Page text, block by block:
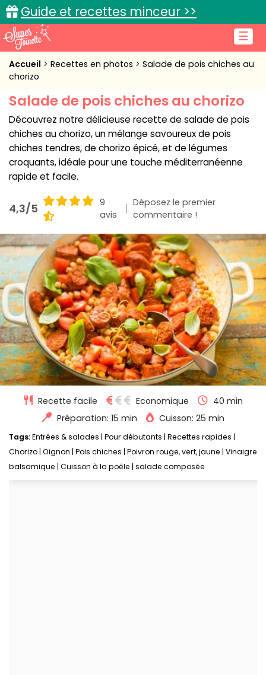
☰
Guide et recettes minceur >>
Accueil
Cuisine pratique
L'actu cuisine
Connexion
Accueil Recettes en photos
Salade de pois chiches au
chorizo
Salade de pois chiches au chorizo
Découvrez notre délicieuse recette de salade de pois
chiches au chorizo, un mélange savoureux de pois
chiches tendres, de chorizo épicé, et de légumes
croquants, idéale pour une touche méditerranéenne
rapide et facile.
4,3/5
9
avis
Déposez le premier
commentaire !
Recette facile Economique
40 min
Préparation: 15 min
Cuisson: 25 min
Tags:Entrées & salades Pour débutants Recettes rapides
Chorizo Oignon Pois chiches Poivron rouge, vert, jaune Vinaigre
balsamique Cuisson à la poêle salade composée